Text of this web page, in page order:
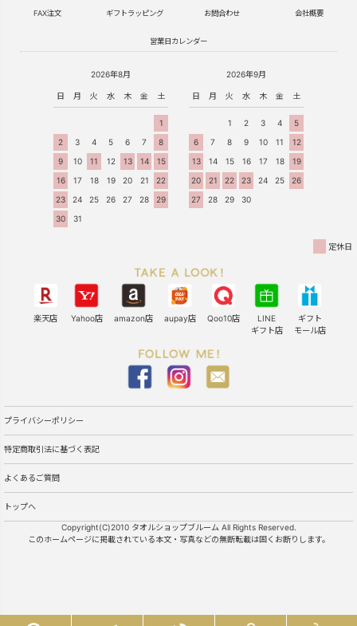
FAX注文 ギフトラッピング お問合わせ 会社概要
営業日カレンダー
2026年8月
日 月 火 水 木 金 土
1
2
3 4 5 6 7
8
9
10 11 12 13 14
15
16
17 18 19 20 21
22
23
24 25 26 27 28
29
30
31
2026年9月
日 月 火 水 木 金 土
1 2 3 4
5
6
7 8 9 10 11
12
13
14 15 16 17 18
19
20
21 22 23 24 25
26
27
28 29 30
定休日
楽天店 Yahoo店 amazon店 aupay店 Qoo10店
LINE
ギフト店
ギフト
モール店
プライバシーポリシー
特定商取引法に基づく表記
よくあるご質問
トップへ
Copyright(C)2010 タオルショップブルーム All Rights Reserved.
このホームページに掲載されている本文・写真などの無断転載は固くお断りします。